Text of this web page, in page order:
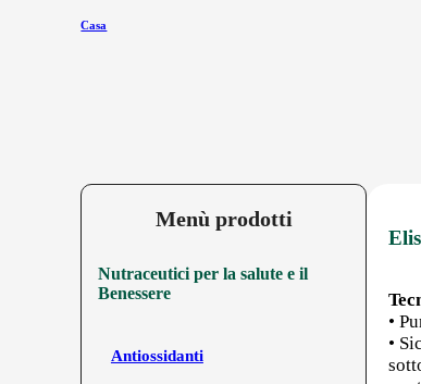
Casa
Menù prodotti
Nutraceutici per la salute e il
Benessere
Antiossidanti
•
•